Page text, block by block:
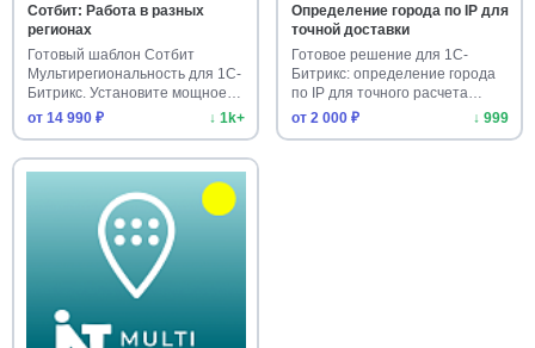
Сотбит: Работа в разных
регионах
Готовый шаблон Сотбит
Мультирегиональность для 1С-
Битрикс. Установите мощное
реш…
от 14 990 ₽ ↓ 1k+
Определение города по IP для
точной доставки
Готовое решение для 1С-
Битрикс: определение города
по IP для точного расчета
дос…
от 2 000 ₽ ↓ 999